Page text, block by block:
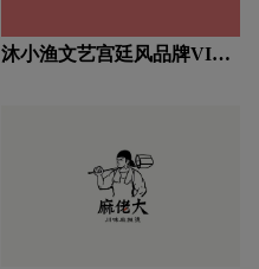
沐小渔文艺宫廷风品牌VI设